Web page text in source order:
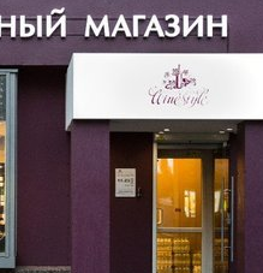
Заявка на подтверждение
Добавление контакта
(+500кирпичей